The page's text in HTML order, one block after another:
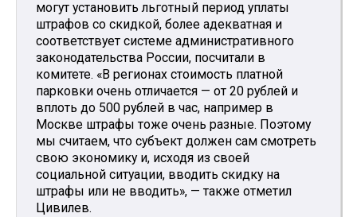
могут установить льготный период уплаты
штрафов со скидкой, более адекватная и
соответствует системе административного
законодательства России, посчитали в
комитете. «В регионах стоимость платной
парковки очень отличается — от 20 рублей и
вплоть до 500 рублей в час, например в
Москве штрафы тоже очень разные. Поэтому
мы считаем, что субъект должен сам смотреть
свою экономику и, исходя из своей
социальной ситуации, вводить скидку на
штрафы или не вводить», — также отметил
Цивилев.